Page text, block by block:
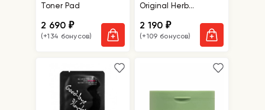
Toner Pad
2 690₽
(+134 бонусов)
Original Herb
2 190₽
(+109 бонусов)